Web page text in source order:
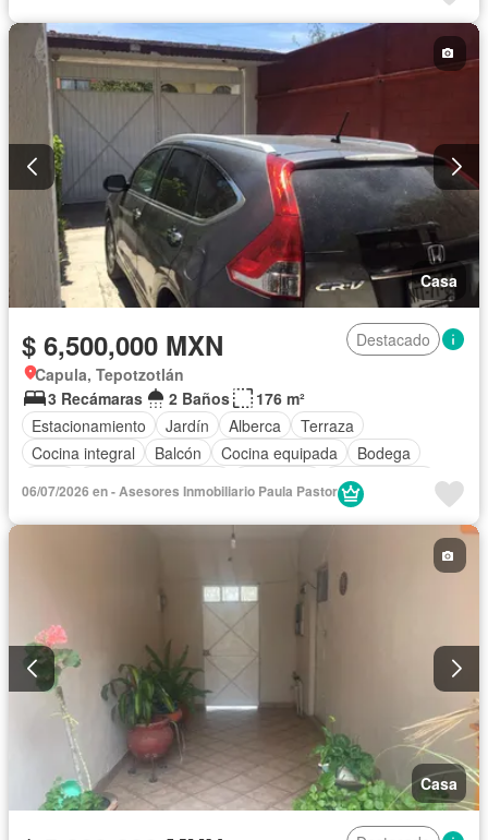
Casa
$ 6,500,000 MXN
Destacado
Capula, Tepotzotlán
3 Recámaras
2 Baños
176 m²
Estacionamiento
Jardín Alberca
Terraza
Cocina integral
Balcón Cocina equipada
Bodega
Zonas verdes
Sin amueblar
06/07/2026 en - Asesores Inmobiliario Paula Pastor
Casa